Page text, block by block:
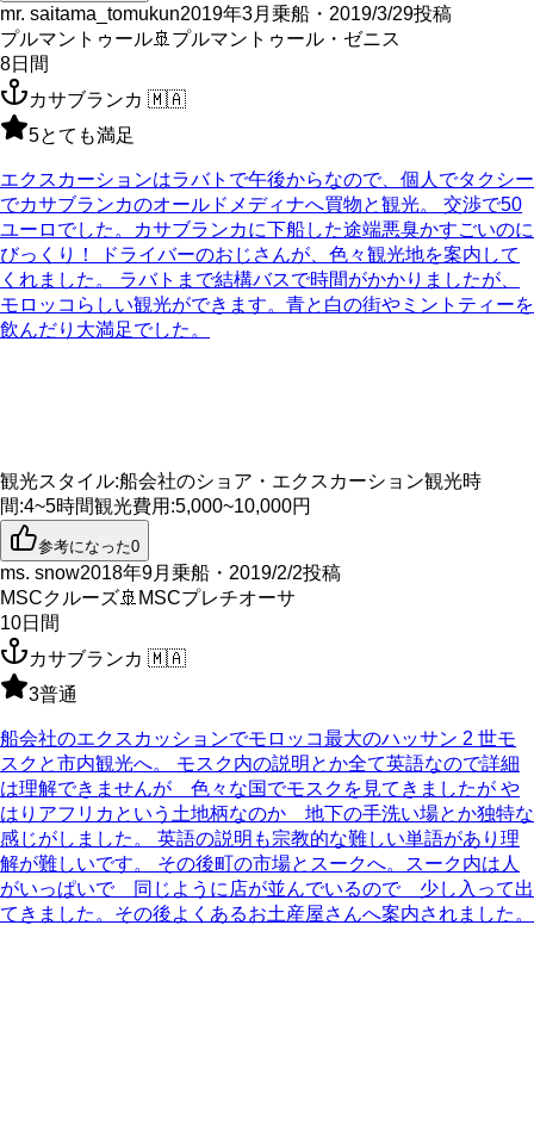
mr. saitama_tomukun2019年3月乗船・2019/3/29投稿
プルマントゥール🚢 プルマントゥール・ゼニス
8日間
カサブランカ 🇲🇦
5とても満足
エクスカーションはラバトで午後からなので、個人でタクシー
でカサブランカのオールドメディナへ買物と観光。 交渉で50
ユーロでした。カサブランカに下船した途端悪臭かすごいのに
びっくり！ ドライバーのおじさんが、色々観光地を案内して
くれました。 ラバトまで結構バスで時間がかかりましたが、
モロッコらしい観光ができます。青と白の街やミントティーを
飲んだり大満足でした。
観光スタイル:船会社のショア・エクスカーション観光時
間:4~5時間観光費用 :5,000~10,000円
参考になった0
ms. snow2018年9月乗船・2019/2/2投稿
MSCクルーズ🚢 MSCプレチオーサ
10日間
カサブランカ 🇲🇦
3普通
船会社のエクスカッションでモロッコ最大のハッサン 2 世モ
スクと市内観光へ。 モスク内の説明とか全て英語なので詳細
は理解できませんが 色々な国でモスクを見てきましたが や
はりアフリカという土地柄なのか 地下の手洗い場とか独特な
感じがしました。 英語の説明も宗教的な難しい単語があり理
解が難しいです。 その後町の市場とスークへ。スーク内は人
がいっぱいで 同じように店が並んでいるので 少し入って出
てきました。その後よくあるお土産屋さんへ案内されました。